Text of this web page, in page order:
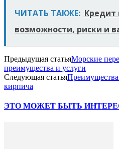
ЧИТАТЬ ТАКЖЕ: Кредит
возможности, риски и
Предыдущая статьяМорские
преимущества и услуги
Следующая статьяПреимущества
кирпича
ЭТО МОЖЕТ БЫТЬ